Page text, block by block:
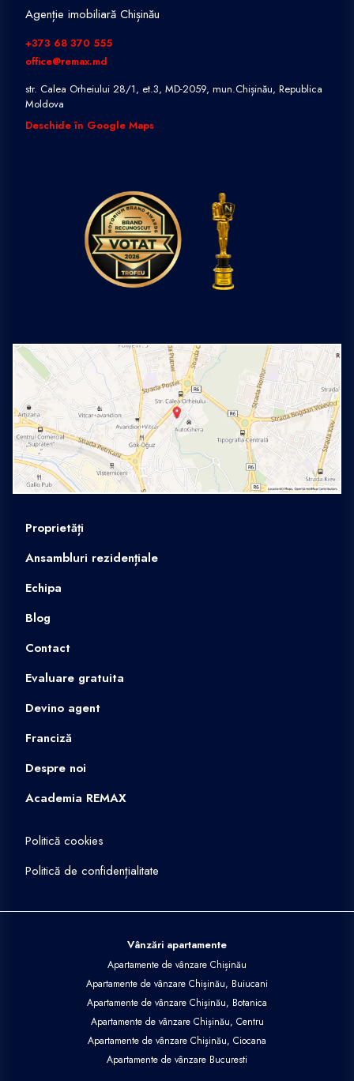
Agenție imobiliară Chișinău
+373 68 370 555
office@remax.md
str. Calea Orheiului 28/1, et.3, MD-2059, mun.Chișinău, Republica
Moldova
Deschide în Google Maps
Proprietăți
Ansambluri rezidențiale
Echipa
Blog
Contact
Evaluare gratuita
Devino agent
Franciză
Despre noi
Academia REMAX
Politică cookies
Politică de confidențialitate
Vânzări apartamente
Apartamente de vânzare Chișinău
Apartamente de vânzare Chișinău, Buiucani
Apartamente de vânzare Chișinău, Botanica
Apartamente de vânzare Chișinău, Centru
Apartamente de vânzare Chișinău, Ciocana
Apartamente de vânzare Bucuresti